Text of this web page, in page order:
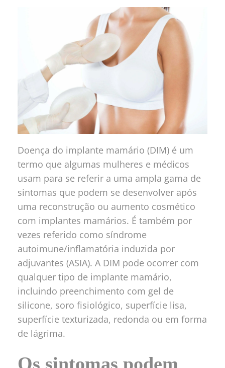
Doença do implante mamário (DIM) é um
termo que algumas mulheres e médicos
usam para se referir a uma ampla gama de
sintomas que podem se desenvolver após
uma reconstrução ou aumento cosmético
com implantes mamários. É também por
vezes referido como síndrome
autoimune/inflamatória induzida por
adjuvantes (ASIA). A DIM pode ocorrer com
qualquer tipo de implante mamário,
incluindo preenchimento com gel de
silicone, soro fisiológico, superfície lisa,
superfície texturizada, redonda ou em forma
de lágrima.
Os sintomas podem